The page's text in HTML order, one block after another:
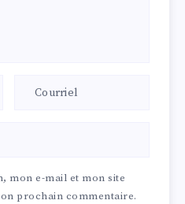
mon e-mail et mon site
prochain commentaire.